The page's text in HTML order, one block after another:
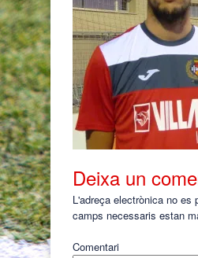
Deixa un
L'adreça electrònica no es
camps necessaris estan
Comentari